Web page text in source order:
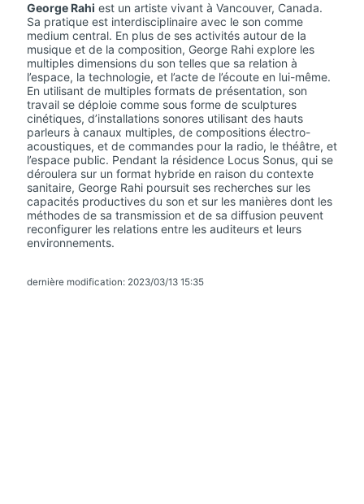
George Rahi est un artiste vivant à Vancouver, Canada.
Sa pratique est interdisciplinaire avec le son comme
medium central. En plus de ses activités autour de la
musique et de la composition, George Rahi explore les
multiples dimensions du son telles que sa relation à
l’espace, la technologie, et l’acte de l’écoute en lui-même.
En utilisant de multiples formats de présentation, son
travail se déploie comme sous forme de sculptures
cinétiques, d’installations sonores utilisant des hauts
parleurs à canaux multiples, de compositions électro-
acoustiques, et de commandes pour la radio, le théâtre, et
l’espace public. Pendant la résidence Locus Sonus, qui se
déroulera sur un format hybride en raison du contexte
sanitaire, George Rahi poursuit ses recherches sur les
capacités productives du son et sur les manières dont les
méthodes de sa transmission et de sa diffusion peuvent
reconfigurer les relations entre les auditeurs et leurs
environnements.
dernière modification: 2023/03/13 15:35